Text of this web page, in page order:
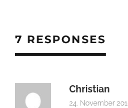
7 RESPONSES
Christian
24. November